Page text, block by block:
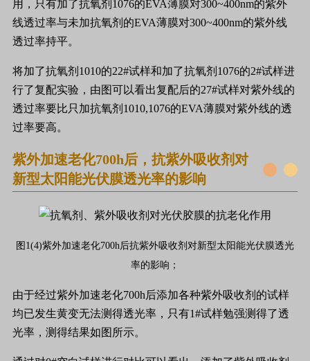
用，只有加了抗氧剂1076的EVA薄膜对300~400nm的紫外
线透过率与未加抗氧剂的EVA薄膜对300~400nm的紫外线
透过率持平。
将加了抗氧剂1010的22#试样和加了抗氧剂1076的2#试样进
行了复配实验，由图可以看出复配后的27#试样对紫外线的
透过率要比只加抗氧剂1010,1076的EVA薄膜对紫外线的透
过率要高。
紫外加速老化700h后，抗紫外吸收剂对
新型太阳能光伏膜透光率的影响
图1(4)紫外加速老化700h后抗紫外吸收剂对新型太阳能光伏膜透光
率的影响；
由于经过紫外加速老化700h后添加各种紫外吸收剂的试样
均已发生黄变无法测得透光率，只有1#试样勉强测得了透
光率，测得结果如图所示。